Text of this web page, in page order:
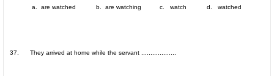
a. are watched b. are watching c. watch d. watched
37. They arrived at home while the servant ...................